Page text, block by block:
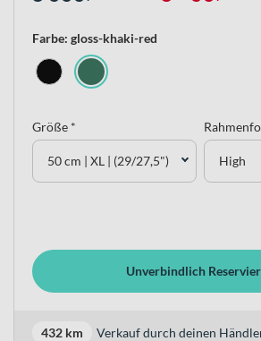
Farbe: gloss-khaki-red
Größe *
50 cm | XL | (29/27,5") High
Unverbindlich
432 km Verkauf durch deinen